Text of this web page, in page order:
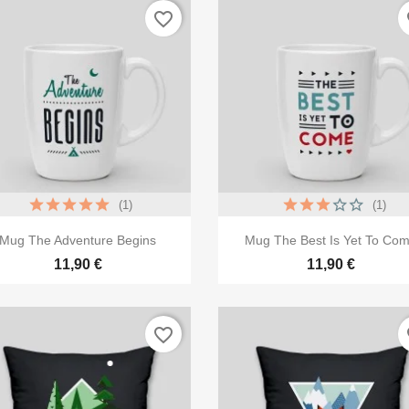
Aperçu rapide
Mug The Adventure Begins
11,90 €
(1)
favorite_border
Aperçu rapide
Mug The Best Is Yet To
11,90 €
(1)
favorite_border
une liste d'envies